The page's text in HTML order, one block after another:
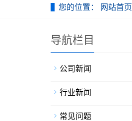
您的位置： 网站首页
导航栏目
公司新闻
行业新闻
常见问题